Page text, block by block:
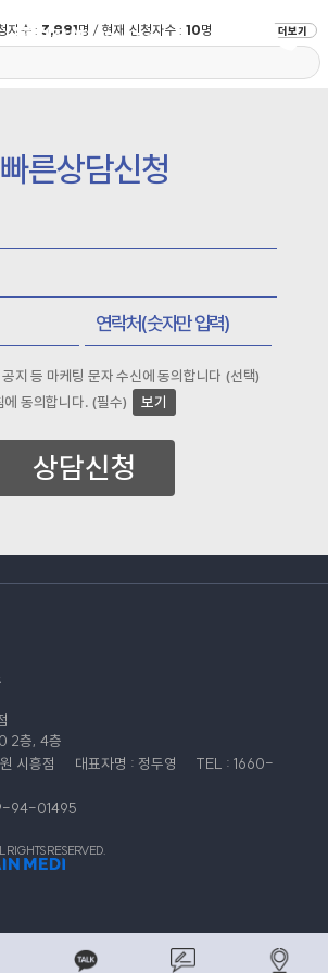
더보기
자수 : 3,881명 / 현재 신청자수 : 10명
빠른상담신청
지 등 마케팅 문자 수신에 동의합니다 (선택)
동의합니다. (필수)
보기
상담신청
2층, 4층
시흥점
대표자명 : 정두영
TEL : 1660-
94-01495
RESERVED.